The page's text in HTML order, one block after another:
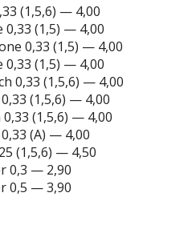
(1,5,6) — 4,00
0,33 (1,5) — 4,00
0,33 (1,5) — 4,00
0,33 (1,5) — 4,00
0,33 (1,5,6) — 4,00
(1,5,6) — 4,00
(1,5,6) — 4,00
(A) — 4,00
(1,5,6) — 4,50
0,3 — 2,90
0,5 — 3,90